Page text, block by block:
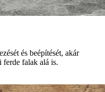
és beépítését, akár
ferde falak alá is.